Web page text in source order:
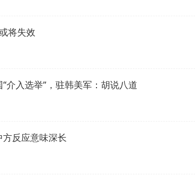
将失效
介入选举”，驻韩美军：胡说八道
反应意味深长